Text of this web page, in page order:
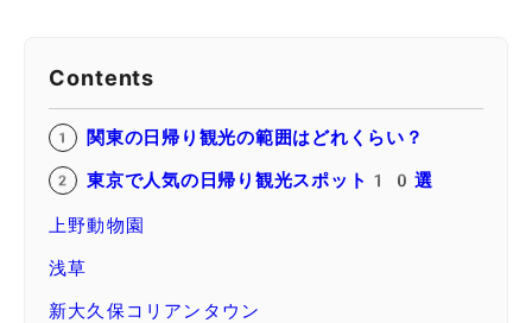
Contents
関東の日帰り観光の範囲はどれくらい？
東京で人気の日帰り観光スポット10選
上野動物園
浅草
新大久保コリアンタウン